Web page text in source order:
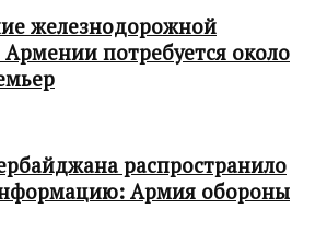
железнодорожной
потребуется около
распространило
Армия обороны